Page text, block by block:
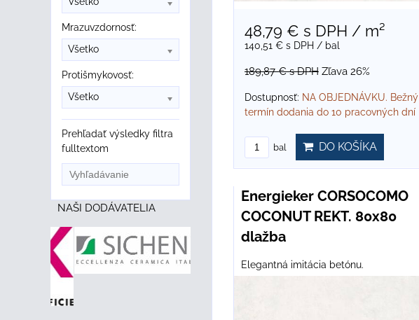
48,79 € s DPH / m²
140,51 € s DPH / bal
189,87 €s DPH Zľava 26%
Dostupnosť: NA OBJEDNÁVKU. Bežný
termín dodania do 10 pracovných dní
bal DO KOŠÍKA
Energieker CORSOCOMO
COCONUT REKT. 80x80
dlažba
Elegantná imitácia betónu.
Mrazuvzdornosť:
Všetko
Protišmykovosť:
Všetko
Prehľadať výsledky filtra
fulltextom
NAŠI DODÁVATELIA